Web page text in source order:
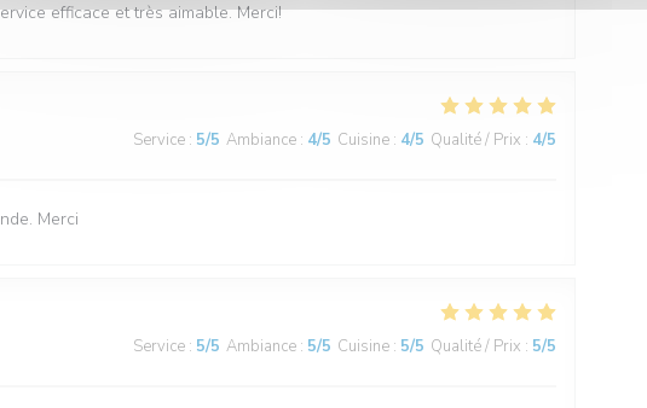
efficace et très aimable. Merci!
Service : 5/5 Ambiance : 4/5 Cuisine : 4/5 Qualité / Prix : 4/5
Merci
Service : 5/5 Ambiance : 5/5 Cuisine : 5/5 Qualité / Prix : 5/5